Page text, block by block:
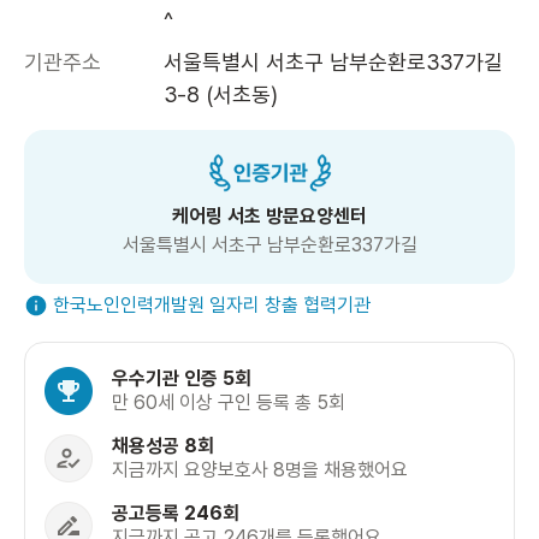
^
기관주소
서울특별시 서초구 남부순환로337가길
3-8 (서초동)
케어링 서초 방문요양센터
서울특별시 서초구 남부순환로337가길
한국노인인력개발원 일자리 창출 협력기관
우수기관 인증 5회
만 60세 이상 구인 등록 총 5회
채용성공 8회
지금까지 요양보호사 8명을 채용했어요
공고등록 246회